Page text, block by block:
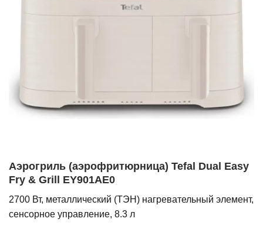
Аэрогриль (аэрофритюрница) Tefal Dual Easy
Fry & Grill EY901AE0
2700 Вт, металлический (ТЭН) нагревательный элемент,
сенсорное управление, 8.3 л